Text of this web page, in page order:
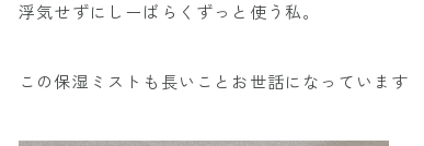
浮気せずにしーばらくずっと使う私。
この保湿ミストも長いことお世話になっています